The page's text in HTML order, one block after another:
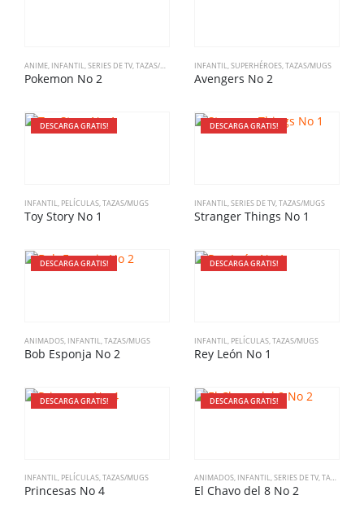
ANIME, INFANTIL,SERIES DE TV,TAZAS/MUGS
Pokemon No 2
INFANTIL,SUPERHÉROES,TAZAS/MUGS
Avengers No 2
DESCARGA GRATIS!
INFANTIL, PELÍCULAS,TAZAS/MUGS
Toy Story No 1
DESCARGA GRATIS!
INFANTIL,SERIES DE TV,TAZAS/MUGS
Stranger Things No 1
DESCARGA GRATIS!
ANIMADOS INFANTIL TAZAS/MUGS
Bob Esponja No 2
DESCARGA GRATIS!
INFANTIL PELÍCULAS TAZAS/MUGS
Rey León No 1
DESCARGA GRATIS!
INFANTIL, PELÍCULAS,TAZAS/MUGS
Princesas No 4
DESCARGA GRATIS!
ANIMADOS, INFANTIL,SERIES DE TV,TAZAS/MUGS
El Chavo del 8 No 2